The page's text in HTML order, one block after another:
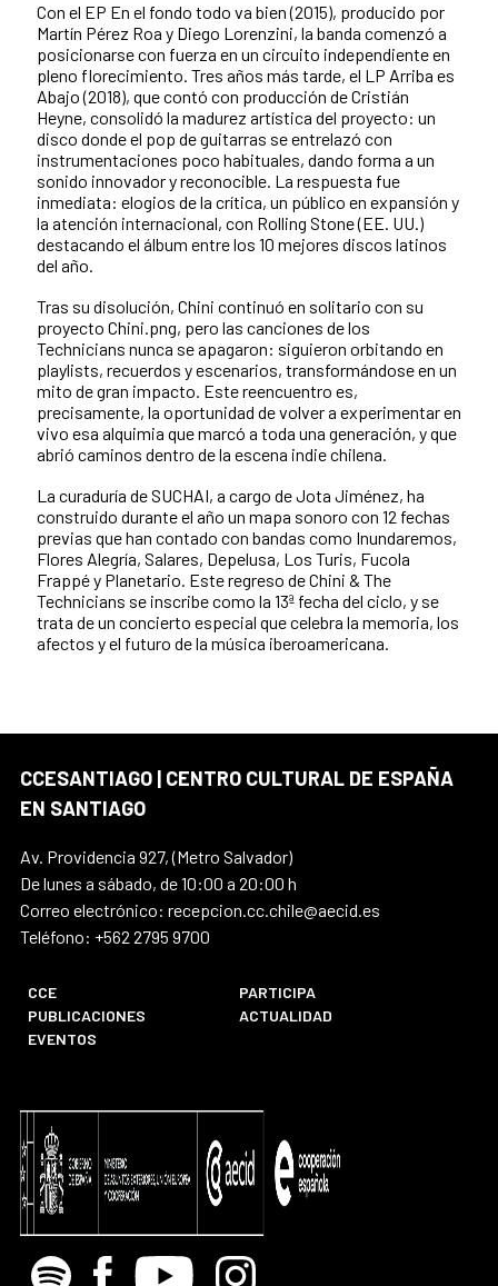
Con el EP En el fondo todo va bien (2015), producido por
Martín Pérez Roa y Diego Lorenzini, la banda comenzó a
posicionarse con fuerza en un circuito independiente en
pleno florecimiento. Tres años más tarde, el LP Arriba es
Abajo (2018), que contó con producción de Cristián
Heyne, consolidó la madurez artística del proyecto: un
disco donde el pop de guitarras se entrelazó con
instrumentaciones poco habituales, dando forma a un
sonido innovador y reconocible. La respuesta fue
inmediata: elogios de la crítica, un público en expansión y
la atención internacional, con Rolling Stone (EE. UU.)
destacando el álbum entre los 10 mejores discos latinos
del año.
Tras su disolución, Chini continuó en solitario con su
proyecto Chini.png, pero las canciones de los
Technicians nunca se apagaron: siguieron orbitando en
playlists, recuerdos y escenarios, transformándose en un
mito de gran impacto. Este reencuentro es,
precisamente, la oportunidad de volver a experimentar en
vivo esa alquimia que marcó a toda una generación, y que
abrió caminos dentro de la escena indie chilena.
La curaduría de SUCHAI, a cargo de Jota Jiménez, ha
construido durante el año un mapa sonoro con 12 fechas
previas que han contado con bandas como Inundaremos,
Flores Alegría, Salares, Depelusa, Los Turis, Fucola
Frappé y Planetario. Este regreso de Chini & The
Technicians se inscribe como la 13ª fecha del ciclo, y se
trata de un concierto especial que celebra la memoria, los
afectos y el futuro de la música iberoamericana.
CCESANTIAGO | CENTRO CULTURAL DE ESPAÑA
EN SANTIAGO
Av. Providencia 927, (Metro Salvador)
De lunes a sábado, de 10:00 a 20:00 h
Correo electrónico: recepcion.cc.chile@aecid.es
Teléfono: +562 2795 9700
CCE
PARTICIPA
PUBLICACIONES
ACTUALIDAD
EVENTOS
Spotify Facebook
Youtube Instagram